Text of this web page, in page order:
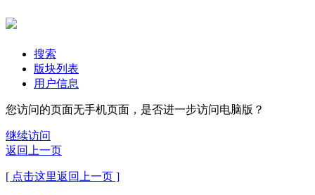
搜索
版块列表
用户信息
您访问的页面无手机页面，是否进一步访问电脑版？
继续访问
返回上一页
[ 点击这里返回上一页 ]